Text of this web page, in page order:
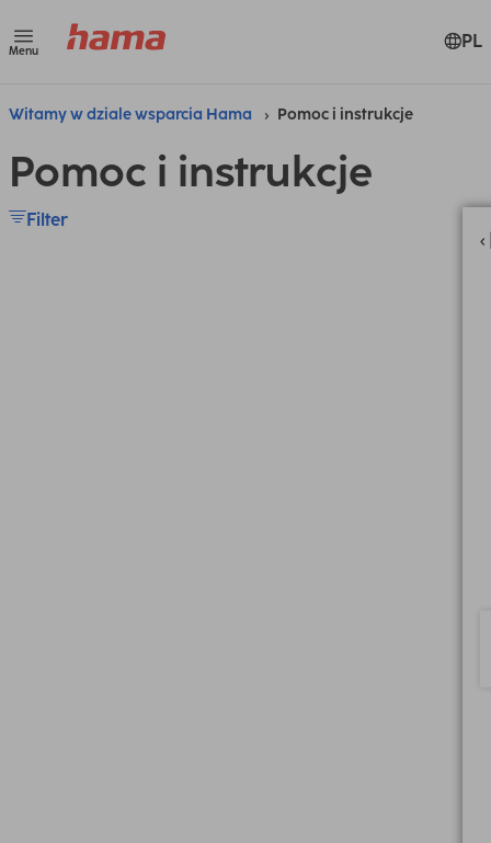
Menu PL
Witamy w dziale wsparcia Hama Pomoc i instrukcje
Pomoc i instrukcje
Filter